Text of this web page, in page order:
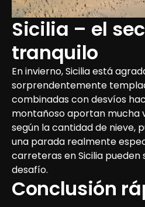
Sicilia – el
tranquilo
En invierno, Sicilia está
sorprendentemente
combinadas con desvíos
montañoso aportan mucha
según la cantidad de nieve,
una parada realmente
carreteras en Sicilia pueden
desafío.
Conclusión